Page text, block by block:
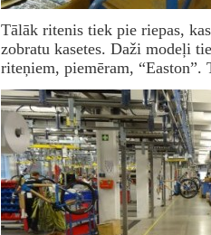
Tālāk ritenis tiek pie riepas,
zobratu kasetes. Daži modeļi
riteņiem, piemēram,